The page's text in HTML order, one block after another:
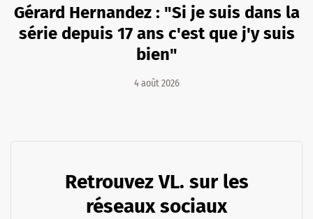
Gérard Hernandez : "Si je suis dans la
série depuis 17 ans c'est que j'y suis
bien"
4 août 2026
Retrouvez VL. sur les
réseaux sociaux